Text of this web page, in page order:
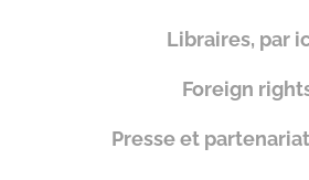
Libraires, par
Foreign
Presse et